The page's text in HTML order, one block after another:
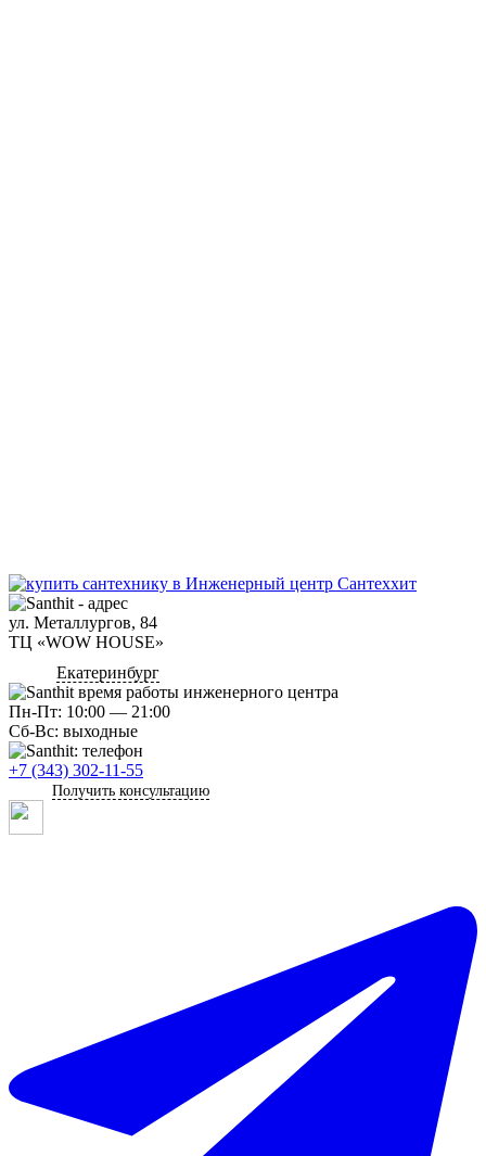
ул. Металлургов, 84
ТЦ «WOW HOUSE»
Екатеринбург
Пн-Пт: 10:00 — 21:00
Сб-Вс: выходные
+7 (343) 302-11-55
Получить консультацию